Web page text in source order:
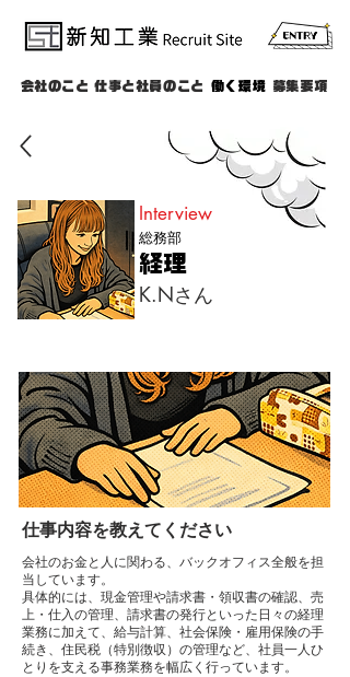
会社のこと 仕事と社員のこと 働く環境 募集要項
Interview
総務部
経理
K.Nさん
​仕事内容を教えてください
会社のお金と人に関わる、バックオフィス全般を担
当しています。
具体的には、現金管理や請求書・領収書の確認、売
上・仕入の管理、請求書の発行といった日々の経理
業務に加えて、給与計算、社会保険・雇用保険の手
続き、住民税（特別徴収）の管理など、社員一人ひ
とりを支える事務業務を幅広く行っています。